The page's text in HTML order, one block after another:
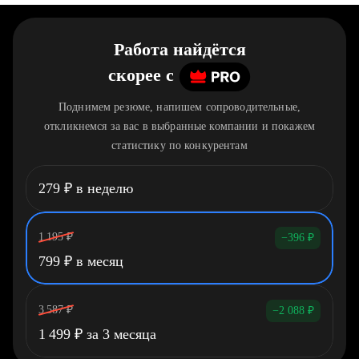
Работа найдётся
скорее c
Поднимем резюме, напишем сопроводительные,
откликнемся за вас в выбранные компании и покажем
статистику по конкурентам
279 ₽ в неделю
1 195 ₽ −396 ₽
799 ₽ в месяц
3 587 ₽ −2 088 ₽
1 499 ₽ за 3 месяца